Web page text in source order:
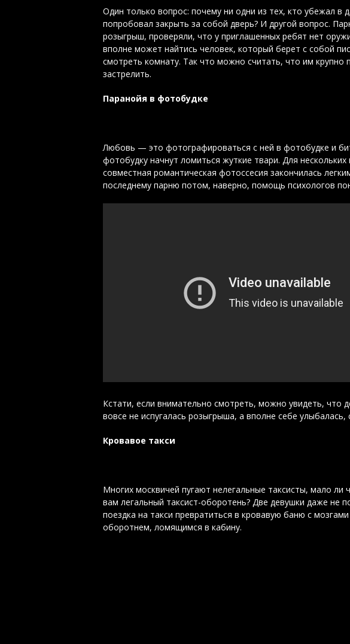
Один только вопрос: почему ни одни из тех, кто убежал в
попробовал закрыть за собой дверь? И другой вопрос.
розыгрыш, проверяли, что у приглашенных ребят нет
вполне может найтись человек, который берет с собой
смотреть комнату. Так что можно считать, что им крупно
застрелить.
Паранойя в фотобудке
Любовь — это фотографироваться с ней в фотобудке и
фотобудку начнут ломиться жуткие твари. Для
совместная романтическая фотоссесия закончилась
последнему парню потом, наверно, помощь психологов
Кстати, если внимательно смотреть, можно увидеть, что
вовсе не испугалась розыгрыша, а вполне себе улыбалась,
Кровавое такси
Многих москвичей пугают нелегальные таксисты, мало ли
вам легальный таксист-оборотень? Две девушки даже не
поездка на такси превратиться в кровавую баню с
оборотнем, ломящимся в кабину.